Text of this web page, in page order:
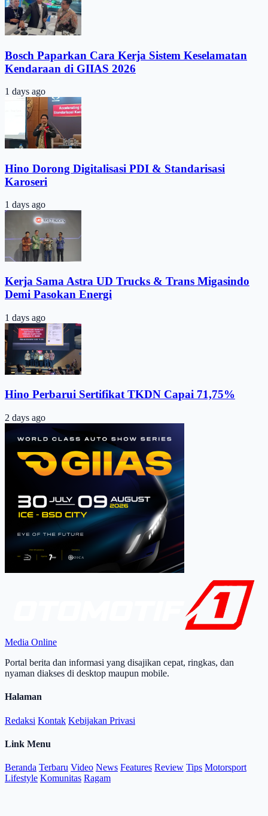
Bosch Paparkan Cara Kerja Sistem Keselamatan
Kendaraan di GIIAS 2026
1 days ago
Hino Dorong Digitalisasi PDI & Standarisasi
Karoseri
1 days ago
Kerja Sama Astra UD Trucks & Trans Migasindo
Demi Pasokan Energi
1 days ago
Hino Perbarui Sertifikat TKDN Capai 71,75%
2 days ago
Media Online
Portal berita dan informasi yang disajikan cepat, ringkas, dan
nyaman diakses di desktop maupun mobile.
Halaman
Redaksi Kontak Kebijakan Privasi
Link Menu
Beranda Terbaru Video News Features Review Tips Motorsport
Lifestyle Komunitas Ragam